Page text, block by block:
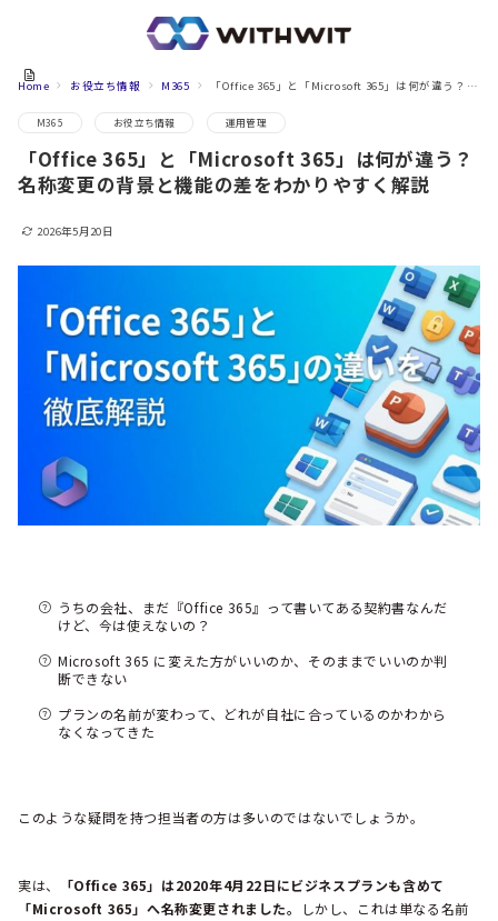
Home お役立ち情報 M365 「Office 365」と「Microsoft 365」は何が違う？名称変更の背景と機能の差をわかりやすく解説
M365 お役立ち情報 運用管理
「Office 365」と「Microsoft 365」は何が違う？
名称変更の背景と機能の差をわかりやすく解説
2026年5月20日
うちの会社、まだ『Office 365』って書いてある契約書なんだ
けど、今は使えないの？
Microsoft 365 に変えた方がいいのか、そのままでいいのか判
断できない
プランの名前が変わって、どれが自社に合っているのかわから
なくなってきた
このような疑問を持つ担当者の方は多いのではないでしょうか。
実は、
「Office 365」は2020年4月22日にビジネスプランも含めて
「Microsoft 365」へ名称変更されました。
しかし、これは単なる名前